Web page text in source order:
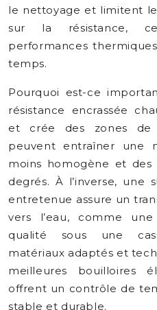
le nettoyage et limitent
sur la résistance,
performances
temps.
Pourquoi est-ce
résistance encrassée
et crée des zones de
peuvent entraîner une
moins homogène et des
degrés. À l’inverse, une
entretenue assure un
vers l’eau, comme
qualité sous une
matériaux adaptés et
meilleures bouilloires
offrent un contrôle de
stable et durable.